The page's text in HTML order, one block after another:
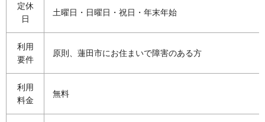
定休
日
土曜日・日曜日・祝日・年末年始
利用
要件
原則、蓮田市にお住まいで障害のある方
利用
料金
無料